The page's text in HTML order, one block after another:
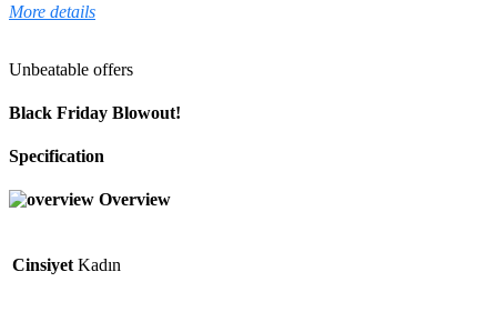
More details
Unbeatable offers
Black Friday Blowout!
Specification
Overview
Cinsiyet Kadın